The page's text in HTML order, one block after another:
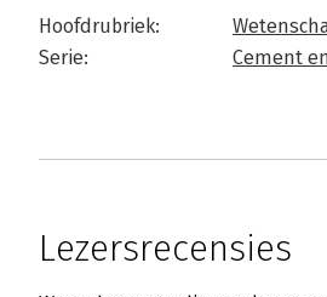
Hoofdrubriek:
Serie:
Cement
Lezersrecensies